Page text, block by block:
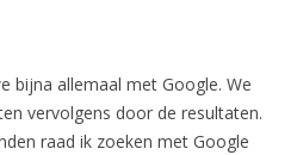
bijna allemaal met Google. We
vervolgens door de resultaten.
raad ik zoeken met Google